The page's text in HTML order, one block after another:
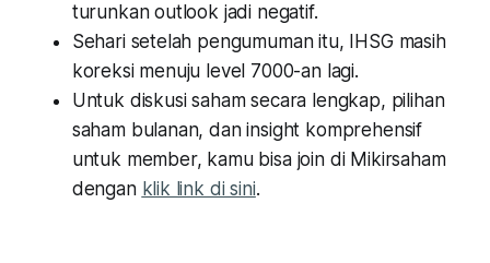
turunkan outlook jadi negatif.
Sehari setelah pengumuman itu, IHSG masih
koreksi menuju level 7000-an lagi.
Untuk diskusi saham secara lengkap, pilihan
saham bulanan, dan insight komprehensif
untuk member, kamu bisa join di Mikirsaham
dengan klik link di sini.